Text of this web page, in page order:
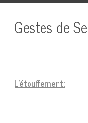
Gestes de
L’étouffement: